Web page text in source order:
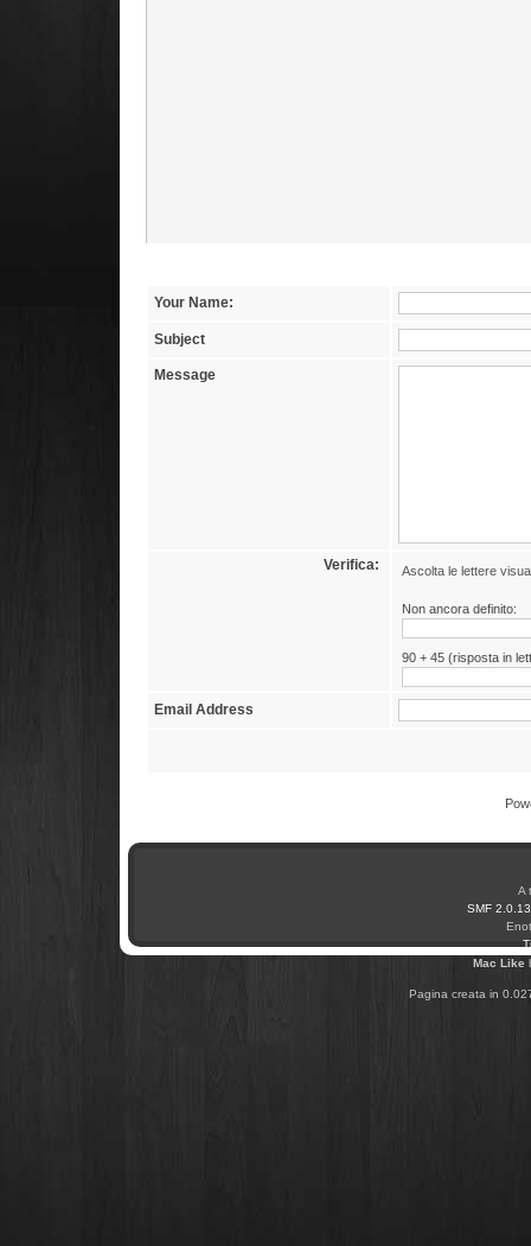
Your Name:
Subject
Message
Verifica: Ascolta le lettere
Non ancora definito:
90 + 45 (risposta in
Email Address
A
SMF 2.0.13
Mac Like
Pagina creata in